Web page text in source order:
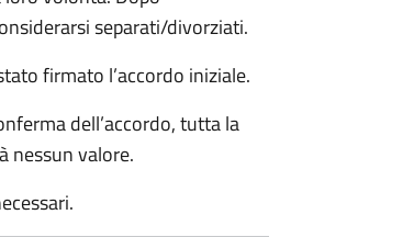
separati/divorziati.
firmato l’accordo iniziale.
dell’accordo, tutta la
nessun valore.